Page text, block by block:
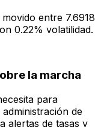
entre 7.6918
0.22% volatilidad.
la marcha
para
de
alertas de tasas y